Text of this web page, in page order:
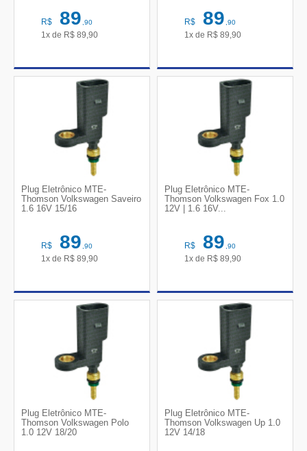
R$ 89,90
1x de R$ 89,90
R$ 89,90
1x de R$ 89,90
Plug Eletrônico MTE-
Thomson Volkswagen Saveiro
1.6 16V 15/16
R$ 89,90
1x de R$ 89,90
Plug Eletrônico MTE-
Thomson Volkswagen Fox 1.0
12V | 1.6 16V...
R$ 89,90
1x de R$ 89,90
Plug Eletrônico MTE-
Thomson Volkswagen Polo
1.0 12V 18/20
Plug Eletrônico MTE-
Thomson Volkswagen Up 1.0
12V 14/18